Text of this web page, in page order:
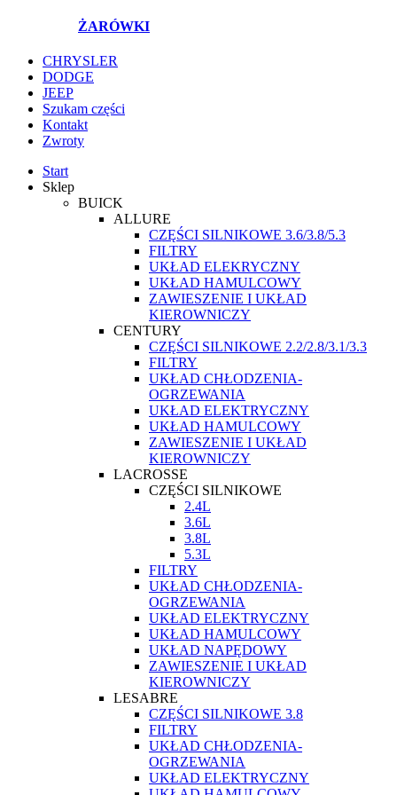
ŻARÓWKI
CHRYSLER
DODGE
JEEP
Szukam części
Kontakt
Zwroty
Start
Sklep
BUICK
ALLURE
CZĘŚCI SILNIKOWE 3.6/3.8/5.3
FILTRY
UKŁAD ELEKRYCZNY
UKŁAD HAMULCOWY
ZAWIESZENIE I UKŁAD
KIEROWNICZY
CENTURY
CZĘŚCI SILNIKOWE 2.2/2.8/3.1/3.3
FILTRY
UKŁAD CHŁODZENIA-
OGRZEWANIA
UKŁAD ELEKTRYCZNY
UKŁAD HAMULCOWY
ZAWIESZENIE I UKŁAD
KIEROWNICZY
LACROSSE
CZĘŚCI SILNIKOWE
2.4L
3.6L
3.8L
5.3L
FILTRY
UKŁAD CHŁODZENIA-
OGRZEWANIA
UKŁAD ELEKTRYCZNY
UKŁAD HAMULCOWY
UKŁAD NAPĘDOWY
ZAWIESZENIE I UKŁAD
KIEROWNICZY
LESABRE
CZĘŚCI SILNIKOWE 3.8
FILTRY
UKŁAD CHŁODZENIA-
OGRZEWANIA
UKŁAD ELEKTRYCZNY